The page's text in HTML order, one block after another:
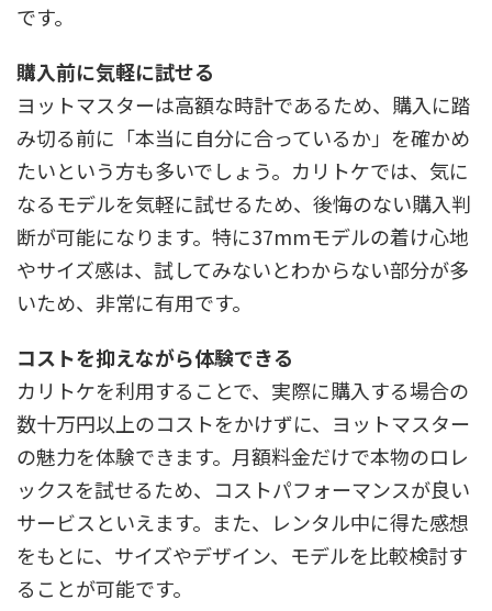
です。
購入前に気軽に試せる
ヨットマスターは高額な時計であるため、購入に踏
み切る前に「本当に自分に合っているか」を確かめ
たいという方も多いでしょう。カリトケでは、気に
なるモデルを気軽に試せるため、後悔のない購入判
断が可能になります。特に37mmモデルの着け心地
やサイズ感は、試してみないとわからない部分が多
いため、非常に有用です。
コストを抑えながら体験できる
カリトケを利用することで、実際に購入する場合の
数十万円以上のコストをかけずに、ヨットマスター
の魅力を体験できます。月額料金だけで本物のロレ
ックスを試せるため、コストパフォーマンスが良い
サービスといえます。また、レンタル中に得た感想
をもとに、サイズやデザイン、モデルを比較検討す
ることが可能です。